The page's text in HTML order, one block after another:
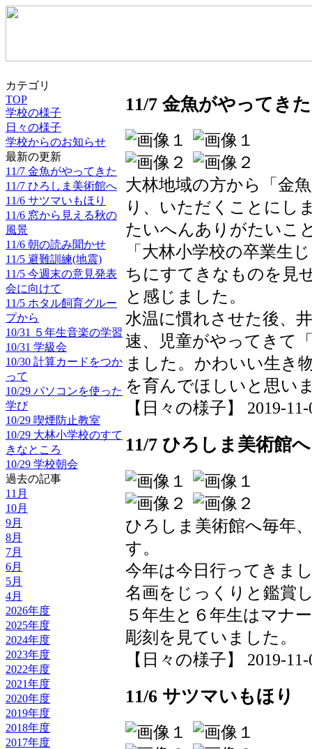
カテゴリ
TOP
学校の様子
日々の様子
学校からのお知らせ
最新の更新
11/7 金魚がやってきた
11/7 ひろしま美術館へ
11/6 サツマいもほり
11/6 窓から見える秋の
風景
11/6 朝の読み聞かせ
11/5 避難訓練(地震)
11/5 今週末の意見発表
会に向けて
11/5 ホタル飼育グルー
プから
10/31 ５年生音楽の学習
10/31 学級会
10/30 計算カードをつか
って
10/29 パソコンを使った
学び
10/29 喫煙防止教室
10/29 大林小学校のすて
きなところ
10/29 学校朝会
過去の記事
11月
10月
9月
8月
7月
6月
5月
4月
2026年度
2025年度
2024年度
2023年度
2022年度
2021年度
2020年度
2019年度
2018年度
2017年度
11/7 金魚がやってきた
大林地域の方から「金
り、いただくことにし
たいへんありがたいこ
「大林小学校の卒業生
ちにすてきなものを見
と感じました。
水温に慣れさせた後、
速、児童がやってきて
ました。かわいい生き
を育んでほしいと思い
【日々の様子】 2019-
11/7 ひろしま美術館へ
ひろしま美術館へ毎年
す。
今年は今日行ってきま
名画をじっくりと鑑賞
５年生と６年生はマナ
彫刻を見ていました。
【日々の様子】 2019-
11/6 サツマいもほり